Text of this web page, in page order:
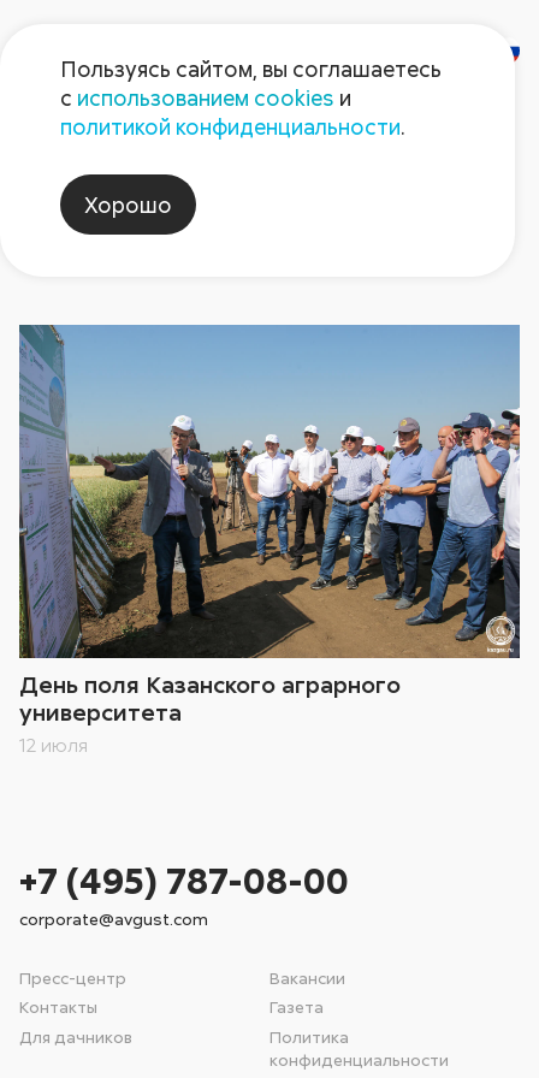
Новости
минсельхозпродРТ
День поля Казанского аграрного
университета
12 июля
Пресс-центр
Вакансии
Контакты
Газета
Для дачников
Политика
конфиденциальности
+7 (495) 787-08-00
corporate@avgust.com
Пользуясь сайтом, вы соглашаетесь
с использованием cookies и
политикой конфиденциальности.
Хорошо